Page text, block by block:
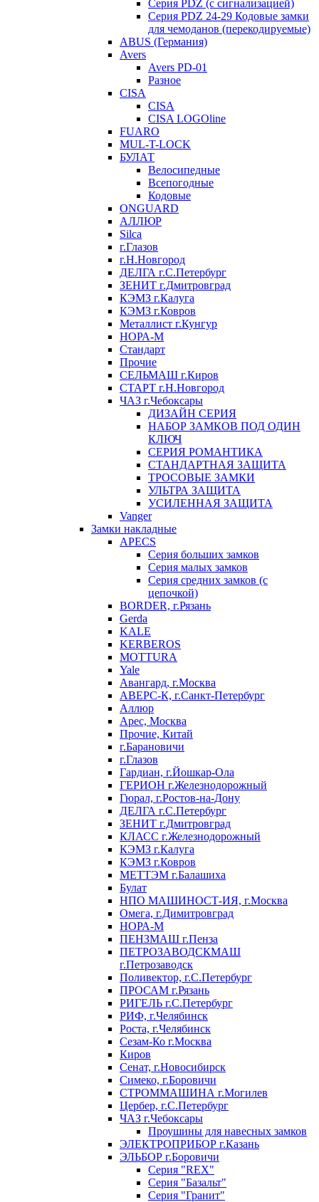
Серия PDZ (с сигнализацией)
Серия PDZ 24-29 Кодовые замки
для чемоданов (перекодируемые)
ABUS (Германия)
Avers
Avers PD-01
Разное
CISA
CISA
CISA LOGOline
FUARO
MUL-T-LOCK
БУЛАТ
Велосипедные
Всепогодные
Кодовые
ONGUARD
АЛЛЮР
Silca
г.Глазов
г.Н.Новгород
ДЕЛГА г.С.Петербург
ЗЕНИТ г.Дмитровград
КЭМЗ г.Калуга
КЭМЗ г.Ковров
Металлист г.Кунгур
НОРА-М
Стандарт
Прочие
СЕЛЬМАШ г.Киров
СТАРТ г.Н.Новгород
ЧАЗ г.Чебоксары
ДИЗАЙН СЕРИЯ
НАБОР ЗАМКОВ ПОД ОДИН
КЛЮЧ
СЕРИЯ РОМАНТИКА
СТАНДАРТНАЯ ЗАЩИТА
ТРОСОВЫЕ ЗАМКИ
УЛЬТРА ЗАЩИТА
УСИЛЕННАЯ ЗАЩИТА
Vanger
Замки накладные
APECS
Серия больших замков
Серия малых замков
Серия средних замков (с
цепочкой)
BORDER, г.Рязань
Gerda
KALE
KERBEROS
MOTTURA
Yale
Авангард, г.Москва
АВЕРС-К, г.Санкт-Петербург
Аллюр
Арес, Москва
Прочие, Китай
г.Барановичи
г.Глазов
Гардиан, г.Йошкар-Ола
ГЕРИОН г.Железнодорожный
Гюрал, г.Ростов-на-Дону
ДЕЛГА г.С.Петербург
ЗЕНИТ г.Дмитровград
КЛАСС г.Железнодорожный
КЭМЗ г.Калуга
КЭМЗ г.Ковров
МЕТТЭМ г.Балашиха
Булат
НПО МАШИНОСТ-ИЯ, г.Москва
Омега, г.Димитровград
НОРА-М
ПЕНЗМАШ г.Пенза
ПЕТРОЗАВОДСКМАШ
г.Петрозаводск
Поливектор, г.С.Петербург
ПРОСАМ г.Рязань
РИГЕЛЬ г.С.Петербург
РИФ, г.Челябинск
Роста, г.Челябинск
Сезам-Ко г.Москва
Киров
Сенат, г.Новосибирск
Симеко, г.Боровичи
СТРОММАШИНА г.Могилев
Цербер, г.С.Петербург
ЧАЗ г.Чебоксары
Проушины для навесных замков
ЭЛЕКТРОПРИБОР г.Казань
ЭЛЬБОР г.Боровичи
Серия "REX"
Серия "Базальт"
Серия "Гранит"